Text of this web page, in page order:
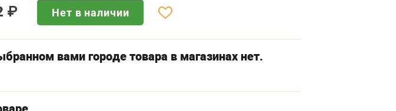
₽ Нет в наличии
вами городе товара в магазинах нет.